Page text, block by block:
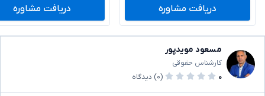
دریافت مشاوره دریافت مشاوره
مسعود مویدپور
کارشناس حقوقی
۰
(۰) دیدگاه